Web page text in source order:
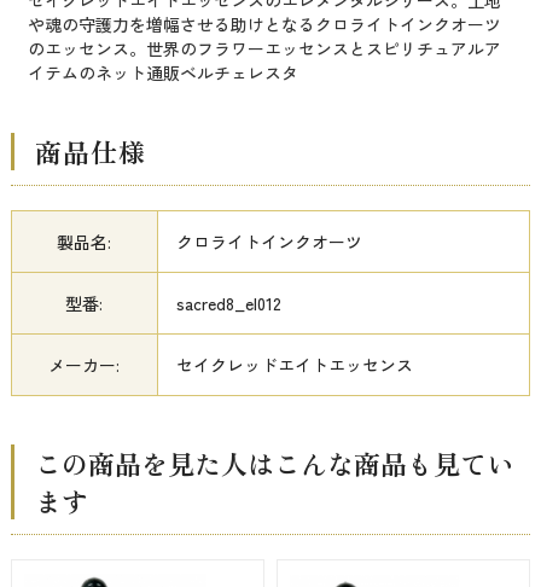
や魂の守護力を増幅させる助けとなるクロライトインクオーツ
のエッセンス。世界のフラワーエッセンスとスピリチュアルア
イテムのネット通販ベルチェレスタ
商品仕様
製品名: クロライトインクオーツ
型番: sacred8_el012
メーカー: セイクレッドエイトエッセンス
この商品を見た人はこんな商品も見てい
ます